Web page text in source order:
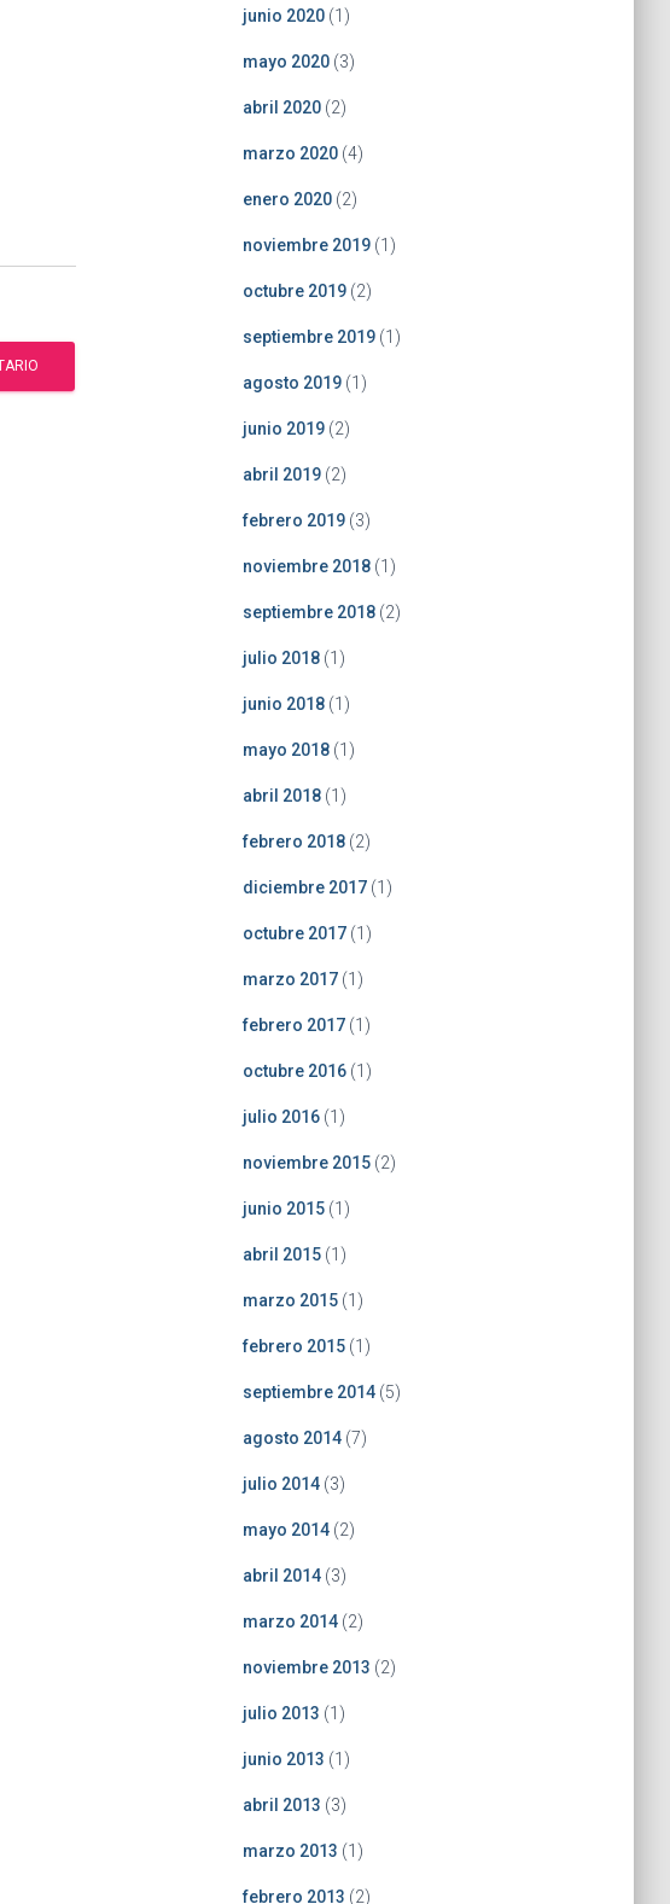
junio 2020(1)
mayo 2020(3)
abril 2020(2)
marzo 2020(4)
enero 2020(2)
noviembre 2019(1)
octubre 2019(2)
septiembre 2019(1)
agosto 2019(1)
junio 2019(2)
abril 2019(2)
febrero 2019(3)
noviembre 2018(1)
septiembre 2018(2)
julio 2018(1)
junio 2018(1)
mayo 2018(1)
abril 2018(1)
febrero 2018(2)
diciembre 2017(1)
octubre 2017(1)
marzo 2017(1)
febrero 2017(1)
octubre 2016(1)
julio 2016(1)
noviembre 2015(2)
junio 2015(1)
abril 2015(1)
marzo 2015(1)
febrero 2015(1)
septiembre 2014(5)
agosto 2014(7)
julio 2014(3)
mayo 2014(2)
abril 2014(3)
marzo 2014(2)
noviembre 2013 (2)
julio 2013 (1)
junio 2013 (1)
abril 2013 (3)
marzo 2013 (1)
febrero 2013 (2)